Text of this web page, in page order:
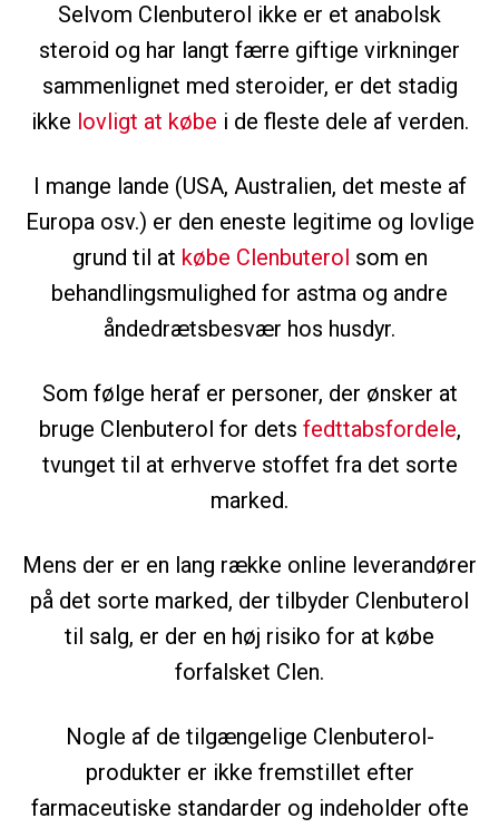
Selvom Clenbuterol ikke er et anabolsk
steroid og har langt færre giftige virkninger
sammenlignet med steroider, er det stadig
ikke lovligt at købe i de fleste dele af verden.
I mange lande (USA, Australien, det meste af
Europa osv.) er den eneste legitime og lovlige
grund til at købe Clenbuterol som en
behandlingsmulighed for astma og andre
åndedrætsbesvær hos husdyr.
Som følge heraf er personer, der ønsker at
bruge Clenbuterol for dets fedttabsfordele,
tvunget til at erhverve stoffet fra det sorte
marked.
Mens der er en lang række online leverandører
på det sorte marked, der tilbyder Clenbuterol
til salg, er der en høj risiko for at købe
forfalsket Clen.
Nogle af de tilgængelige Clenbuterol-
produkter er ikke fremstillet efter
farmaceutiske standarder og indeholder ofte